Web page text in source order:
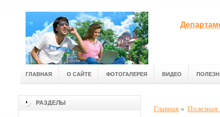
ГЛАВНАЯ О САЙТЕ ФОТОГАЛЕРЕЯ ВИДЕО
РАЗДЕЛЫ
Главная »